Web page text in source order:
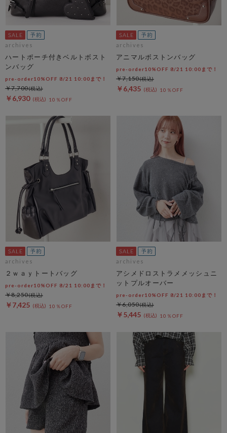
archives
ハートポーチ付きベルトボスト
ンバッグ
pre-order10%OFF 8/21 10:00まで！
￥6,930 10％OFF
￥7,700
archives
アニマルボストンバッグ
pre-order10%OFF 8/21 10:00まで！
￥6,435 10％OFF
￥7,150
archives
２ｗａｙトートバッグ
pre-order10%OFF 8/21 10:00まで！
￥7,425 10％OFF
￥8,250
archives
アシメドロストラメメッシュニ
ットプルオーバー
pre-order10%OFF 8/21 10:00まで！
￥5,445 10％OFF
￥6,050